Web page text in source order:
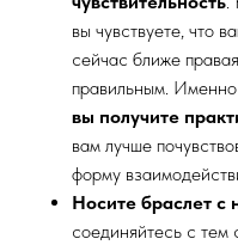
вы чувствуете, что
сейчас ближе
правильным. Именно
вы получите
вам лучше
форму
Носите браслет с
соединяйтесь с тем